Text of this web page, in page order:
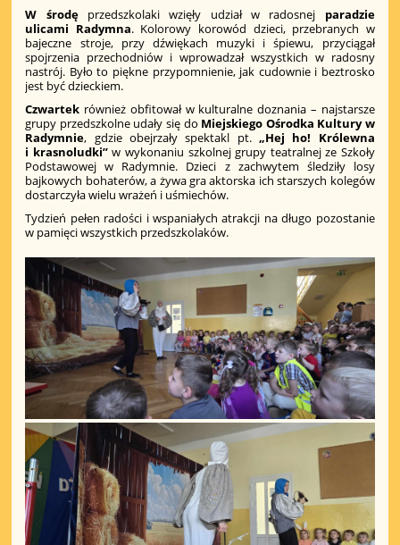
W środęprzedszkolaki wzięły udział w radosnej paradzie
ulicami Radymna. Kolorowy korowód dzieci, przebranych w
bajeczne stroje, przy dźwiękach muzyki i śpiewu, przyciągał
spojrzenia przechodniów i wprowadzał wszystkich w radosny
nastrój. Było to piękne przypomnienie, jak cudownie i beztrosko
jest być dzieckiem.
Czwartek również obfitował w kulturalne doznania – najstarsze
grupy przedszkolne udały się do Miejskiego Ośrodka Kultury w
Radymnie, gdzie obejrzały spektakl pt.„Hej ho! Królewna
i krasnoludki”w wykonaniu szkolnej grupy teatralnej ze Szkoły
Podstawowej w Radymnie. Dzieci z zachwytem śledziły losy
bajkowych bohaterów, a żywa gra aktorska ich starszych kolegów
dostarczyła wielu wrażeń i uśmiechów.
Tydzień pełen radości i wspaniałych atrakcji na długo pozostanie
w pamięci wszystkich przedszkolaków.